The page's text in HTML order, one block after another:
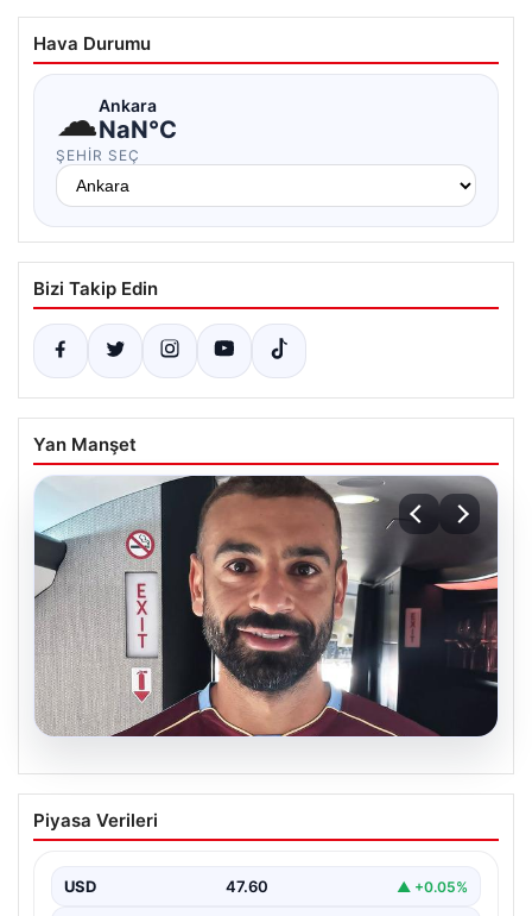
Hava Durumu
☁Ankara
NaN°C
ŞEHIR SEÇ
Bizi Takip Edin
Yan Manşet
05.08.2026
Mohamed Salah daha maça çıkmadan
Victor Osimhen’i solladı!
Piyasa Verileri
USD 47.60 ▲ +0.05%